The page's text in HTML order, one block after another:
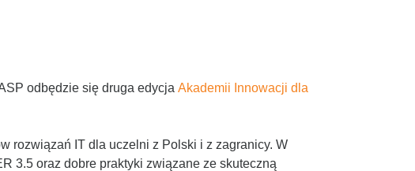
odbędzie się druga edycja Akademii Innowacji dla
rozwiązań IT dla uczelni z Polski i z zagranicy. W
3.5 oraz dobre praktyki związane ze skuteczną